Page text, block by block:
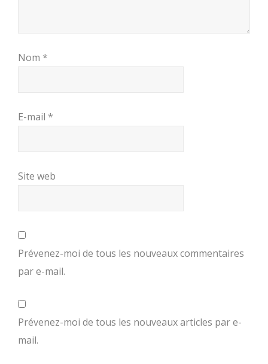
Nom *
E-mail *
Site web
Prévenez-moi de tous les nouveaux commentaires
par e-mail.
Prévenez-moi de tous les nouveaux articles par e-
mail.